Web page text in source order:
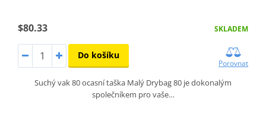
$80.33 SKLADEM
Do košíku
Porovnat
Suchý vak 80 ocasní taška Malý Drybag 80 je dokonalým
společníkem pro vaše…